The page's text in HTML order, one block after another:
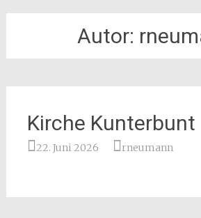
Autor:
Kirche Kunterbunt
22. Juni 2026 rneumann